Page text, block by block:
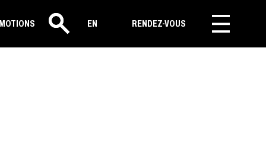
RENDEZ-VOUS
EN
Rechercher